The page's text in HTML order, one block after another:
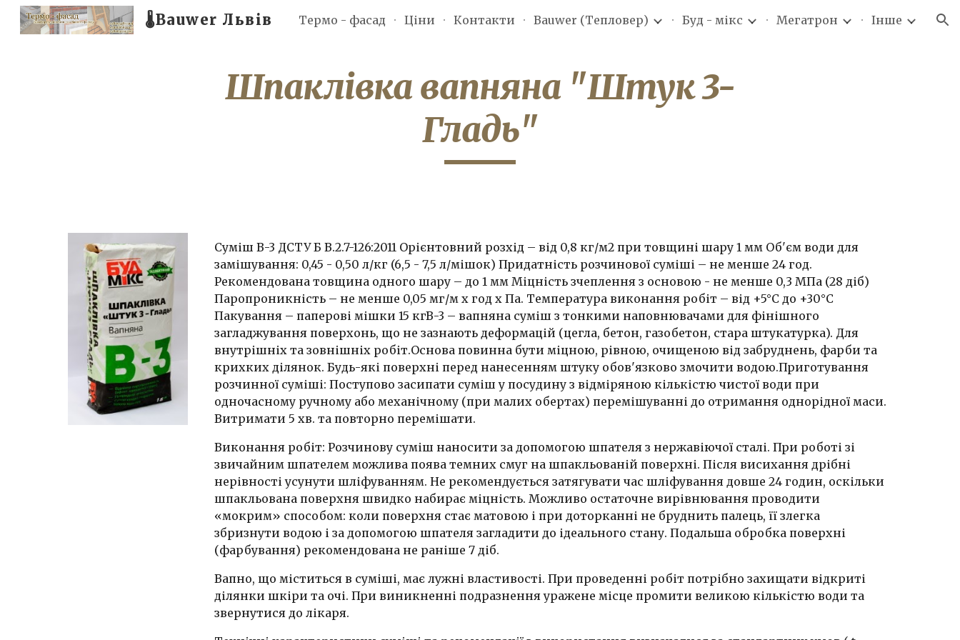
Skip to main content Skip to navigation
🌡️Bauwer Львів Термо - фасад Ціни Контакти Bauwer (Тепловер) Буд - мікс Мегатрон Інше
Шпаклівка вапняна "Штук 3-
Гладь"
Суміш В-3 ДСТУ Б В.2.7-126:2011 Орієнтовний розхід – від 0,8 кг/м2 при товщині шару 1 мм Об'єм води для
замішування: 0,45 - 0,50 л/кг (6,5 - 7,5 л/мішок) Придатність розчинової суміші – не менше 24 год.
Рекомендована товщина одного шару – до 1 мм Міцність зчеплення з основою - не менше 0,3 МПа (28 діб)
Паропроникність – не менше 0,05 мг/м х год х Па. Температура виконання робіт – від +5°С до +30°С
Пакування – паперові мішки 15 кгВ-3 – вапняна суміш з тонкими наповнювачами для фінішного
загладжування поверхонь, що не зазнають деформацій (цегла, бетон, газобетон, стара штукатурка). Для
внутрішніх та зовнішніх робіт.Основа повинна бути міцною, рівною, очищеною від забруднень, фарби та
крихких ділянок. Будь-які поверхні перед нанесенням штуку обов'язково змочити водою.Приготування
розчинної суміші: Поступово засипати суміш у посудину з відміряною кількістю чистої води при
одночасному ручному або механічному (при малих обертах) перемішуванні до отримання однорідної маси.
Витримати 5 хв. та повторно перемішати.
Виконання робіт: Розчинову суміш наносити за допомогою шпателя з нержавіючої сталі. При роботі зі
звичайним шпателем можлива поява темних смуг на шпакльованій поверхні. Після висихання дрібні
нерівності усунути шліфуванням. Не рекомендується затягувати час шліфування довше 24 годин, оскільки
шпакльована поверхня швидко набирає міцність. Можливо остаточне вирівнювання проводити
«мокрим» способом: коли поверхня стає матовою і при доторканні не бруднить палець, її злегка
збризнути водою і за допомогою шпателя загладити до ідеального стану. Подальша обробка поверхні
(фарбування) рекомендована не раніше 7 діб.
Вапно, що міститься в суміші, має лужні властивості. При проведенні робіт потрібно захищати відкриті
ділянки шкіри та очі. При виникненні подразнення уражене місце промити великою кількістю води та
звернутися до лікаря.